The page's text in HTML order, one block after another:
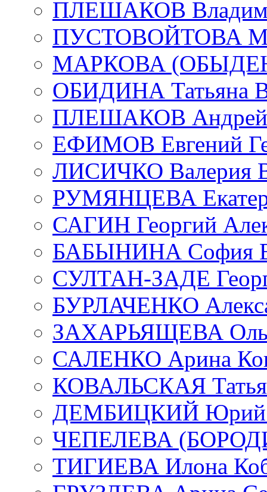
ПЛЕШАКОВ
ПУСТОВОЙТОВА
МАРКОВА
ОБИДИНА Татьяна
ПЛЕШАКОВ Андрей
ЕФИМОВ Евгений
ЛИСИЧКО Валерия
РУМЯНЦЕВА
САГИН Георгий
БАБЫНИНА София
СУЛТАН-ЗАДЕ
БУРЛАЧЕНКО
ЗАХАРЬЯЩЕВА
САЛЕНКО Арина
КОВАЛЬСКАЯ
ДЕМБИЦКИЙ Юрий
ЧЕПЕЛЕВА
ТИГИЕВА Илона